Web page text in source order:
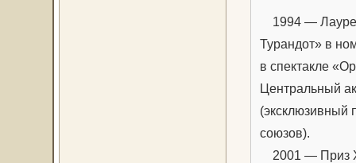
1994 —
Турандот» в
в спектакле
Центральный
(эксклюзивный
союзов).
2001 — Приз